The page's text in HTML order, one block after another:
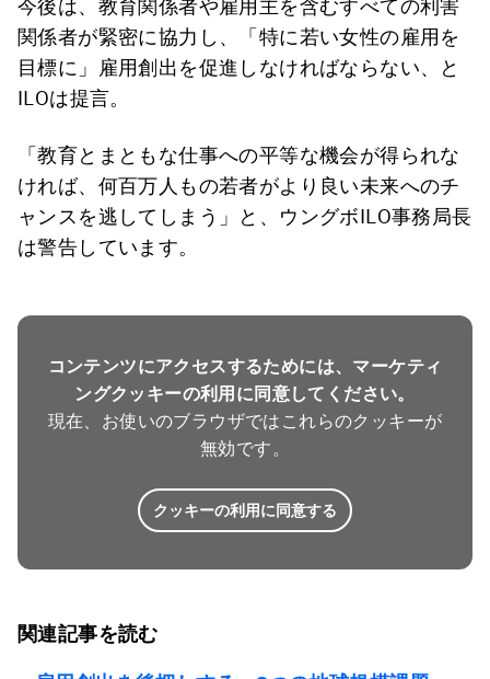
今後は、教育関係者や雇用主を含むすべての利害
関係者が緊密に協力し、「特に若い女性の雇用を
目標に」雇用創出を促進しなければならない、と
ILOは提言。
「教育とまともな仕事への平等な機会が得られな
ければ、何百万人もの若者がより良い未来へのチ
ャンスを逃してしまう」と、ウングボILO事務局長
は警告しています。
コンテンツにアクセスするためには、マーケティ
ングクッキーの利用に同意してください。
現在、お使いのブラウザではこれらのクッキーが
無効です。
クッキーの利用に同意する
関連記事を読む